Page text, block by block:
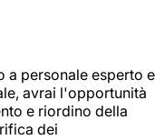
a personale esperto e
avrai l'opportunità
e riordino della
dei